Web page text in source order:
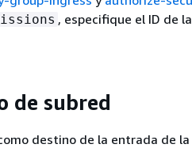
, especifique el ID de
de subred
destino de la entrada de